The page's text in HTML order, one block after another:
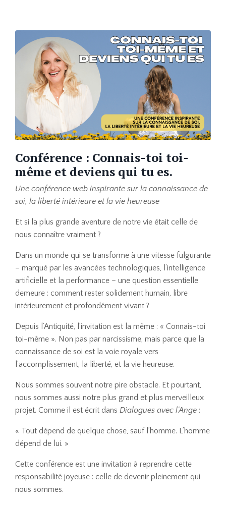
Conférence : Connais-toi toi-
même et deviens qui tu es.
Une conférence web inspirante sur la connaissance de
soi, la liberté intérieure et la vie heureuse
Et si la plus grande aventure de notre vie était celle de
nous connaître vraiment ?
Dans un monde qui se transforme à une vitesse fulgurante
– marqué par les avancées technologiques, l’intelligence
artificielle et la performance – une question essentielle
demeure : comment rester solidement humain, libre
intérieurement et profondément vivant ?
Depuis l’Antiquité, l’invitation est la même : « Connais-toi
toi-même ». Non pas par narcissisme, mais parce que la
connaissance de soi est la voie royale vers
l’accomplissement, la liberté, et la vie heureuse.
Nous sommes souvent notre pire obstacle. Et pourtant,
nous sommes aussi notre plus grand et plus merveilleux
projet. Comme il est écrit dans Dialogues avec l’Ange :
« Tout dépend de quelque chose, sauf l’homme. L’homme
dépend de lui. »
Cette conférence est une invitation à reprendre cette
responsabilité joyeuse : celle de devenir pleinement qui
nous sommes.